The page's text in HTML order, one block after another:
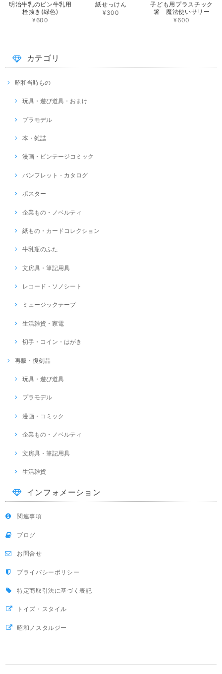
明治牛乳のビン牛乳用
栓抜き(緑色)
¥600
紙せっけん
¥300
子ども用プラスチック
箸 魔法使いサリー
¥600
カテゴリ
昭和当時もの
玩具・遊び道具・おまけ
プラモデル
本・雑誌
漫画・ビンテージコミック
パンフレット・カタログ
ポスター
企業もの・ノベルティ
紙もの・カードコレクション
牛乳瓶のふた
文房具・筆記用具
レコード・ソノシート
ミュージックテープ
生活雑貨・家電
切手・コイン・はがき
再販・復刻品
玩具・遊び道具
プラモデル
漫画・コミック
企業もの・ノベルティ
文房具・筆記用具
生活雑貨
インフォメーション
関連事項
ブログ
お問合せ
プライバシーポリシー
特定商取引法に基づく表記
トイズ・スタイル
昭和ノスタルジー